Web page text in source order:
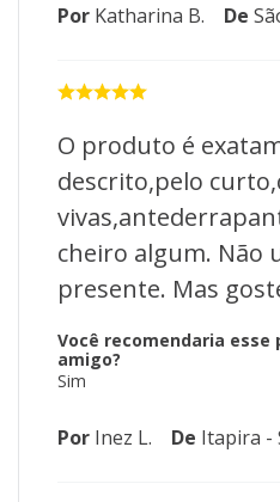
Por Katharina B. De
O produto é
descrito,pelo
cheiro algum. Não
presente. Mas
Você recomendaria esse
amigo?
Sim
Por Inez L. De Itapira -